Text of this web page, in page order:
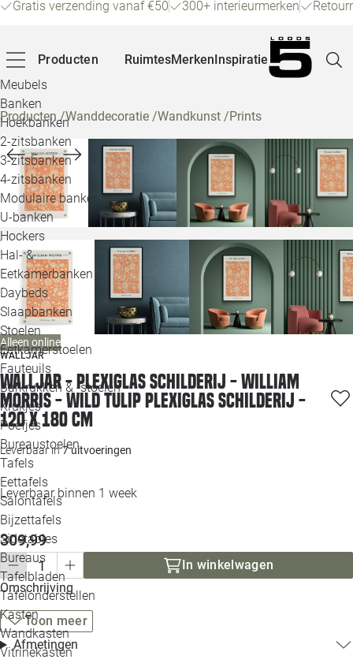
Gratis verzending vanaf €50 300+ interieurmerken
Producten
Meubels
Banken
Hoekbanken
2-zitsbanken
3-zitsbanken
4-zitsbanken
Modulaire banken
U-banken
Hockers
Hal- &
Eetkamerbanken
Daybeds
Slaapbanken
Stoelen
Eetkamerstoelen
Fauteuils
Barkrukken & -stoelen
Krukjes
Poefjes
Bureaustoelen
Tafels
Eettafels
Salontafels
Bijzettafels
Sidetables
Bureaus
Tafelbladen
Tafelonderstellen
Kasten
Wandkasten
Vitrinekasten
RuimtesMerkenInspiratie
Producten/Wanddecoratie /Wandkunst /Prints
Alleen online
WALLJAR
Walljar - plexiglas schilderij - william
morris - wild tulip Plexiglas schilderij -
120 x 180 cm
Leverbaar in7 uitvoeringen
Leverbaar binnen 1 week
309,99
In winkelwagen
Omschrijving
Toon meer
Afmetingen